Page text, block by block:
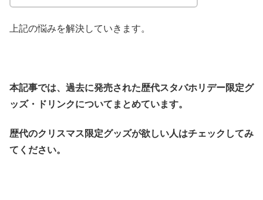
上記の悩みを解決していきます。
本記事では、過去に発売された歴代スタバホリデー限定グ
ッズ・ドリンクについてまとめています。
歴代のクリスマス限定グッズが欲しい人はチェックしてみ
てください。